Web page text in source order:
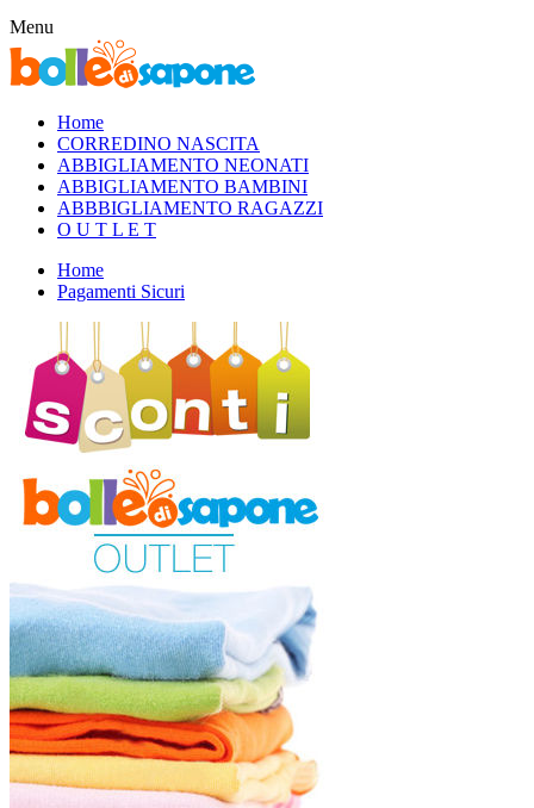
Menu
Home
CORREDINO NASCITA
ABBIGLIAMENTO NEONATI
ABBIGLIAMENTO BAMBINI
ABBBIGLIAMENTO RAGAZZI
O U T L E T
Home
Pagamenti Sicuri